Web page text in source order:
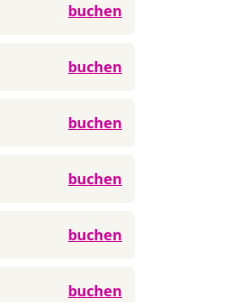
buchen
buchen
buchen
buchen
buchen
buchen